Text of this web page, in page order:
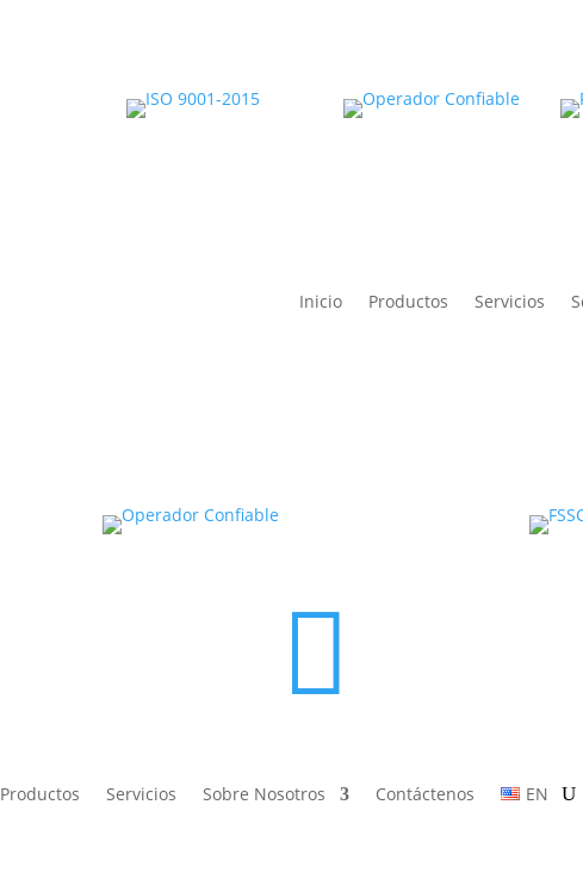
Inicio Productos Servicios

Productos Servicios Sobre Nosotros Contáctenos EN